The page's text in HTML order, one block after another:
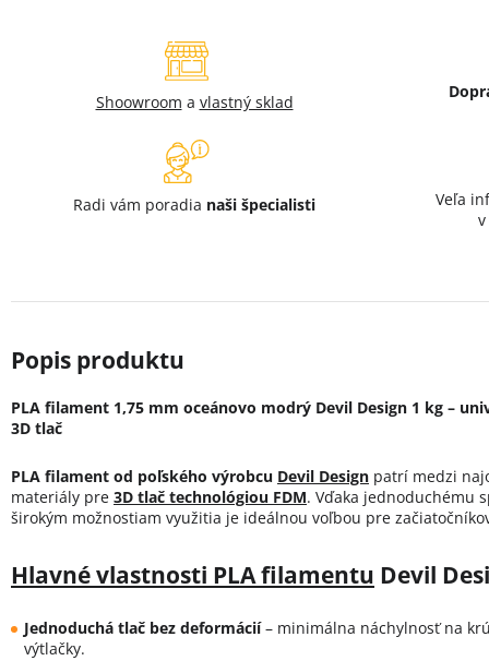
Shoowroom a vlastný sklad
Radi vám poradia naši špecialisti
Veľa
v
PLA filament 1,75 mm oceánovo modrý Devil Design 1 kg –
3D tlač
PLA filament od poľského výrobcu Devil Design patrí medzi
materiály pre 3D tlač technológiou FDM. Vďaka jednoduchému
širokým možnostiam využitia je ideálnou voľbou pre
Hlavné vlastnosti PLA filamentu Devil
Jednoduchá tlač bez deformácií– minimálna náchylnosť na
výtlačky.